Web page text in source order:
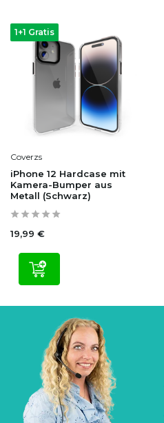
1+1 Gratis
Coverzs
iPhone 12 Hardcase mit
Kamera-Bumper aus
Metall (Schwarz)
19,99 €